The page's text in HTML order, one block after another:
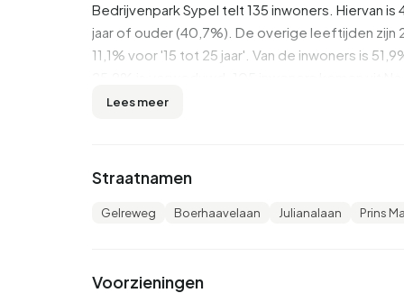
Bedrijvenpark Sypel telt 135 inwoners. Hiervan
jaar of ouder (40,7%). De overige leeftijden zijn
11,1% voor '15 tot 25 jaar'. Van de inwoners is
buiten Europa.
1,3 personen.
In Bedrijvenpark Sypel ontvangt 52% van de
Woningen
Lees meer
Straatnamen
Gelreweg Boerhaavelaan Julianalaan Prins
Voorzieningen